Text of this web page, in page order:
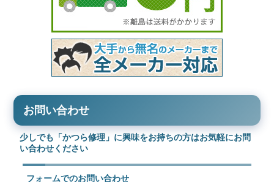
お問い合わせ
少しでも「かつら修理」に興味をお持ちの方はお気軽にお問
い合わせください
フォームでのお問い合わせ